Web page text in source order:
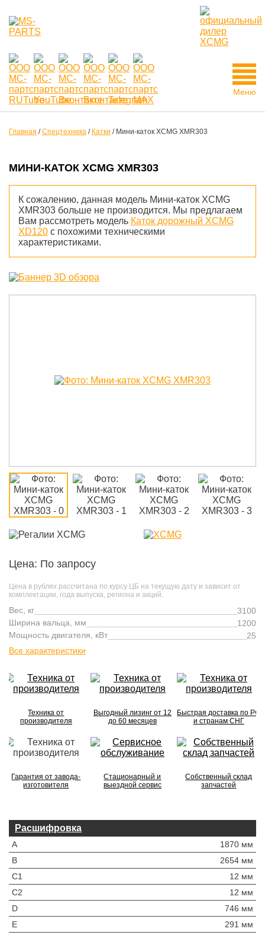
Меню
Главная /Спецтехника / Катки / Мини-каток XCMG XMR303
МИНИ-КАТОК XCMG XMR303
К сожалению, данная модель Мини-каток XCMG
XMR303 больше не производится. Мы предлагаем
Вам рассмотреть модель Каток дорожный XCMG
XD120 с похожими техническими
характеристиками.
Цена: По запросу
Цена в рублях рассчитана по курсу ЦБ на текущую дату и зависит от
комплектации, года выпуска, региона и акций.
Вес, кг
3100
Ширина вальца, мм
1200
Мощность двигателя, кВт
25
Все характеристики
Техника от
производителя
Выгодный лизинг от 12
до 60 месяцев
Быстрая доставка по РФ
и странам СНГ
Гарантия от завода-
изготовителя
Стационарный и
выездной сервис
Собственный склад
запчастей
Расшифровка
A
1870 мм
B
2654 мм
C1
12 мм
C2
12 мм
D
746 мм
E
291 мм